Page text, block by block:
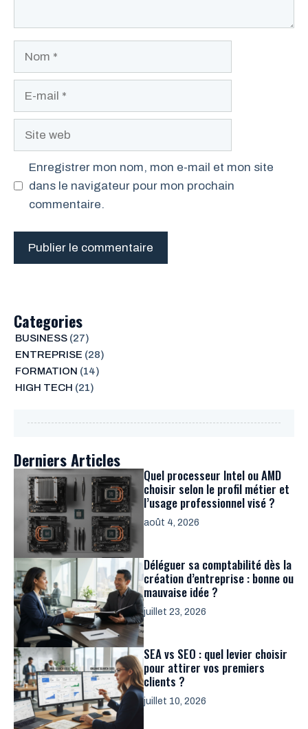
Site
Enregistrer mon nom, mon e-mail et mon site
dans le navigateur pour mon prochain
commentaire.
Categories
BUSINESS(27)
ENTREPRISE (28)
FORMATION (14)
HIGH TECH (21)
Derniers Articles
Quel processeur Intel ou AMD
choisir selon le profil métier et
l’usage professionnel visé ?
août 4, 2026
Déléguer sa comptabilité dès la
création d’entreprise : bonne ou
mauvaise idée ?
juillet 23, 2026
SEA vs SEO : quel levier choisir
pour attirer vos premiers
clients ?
juillet 10, 2026